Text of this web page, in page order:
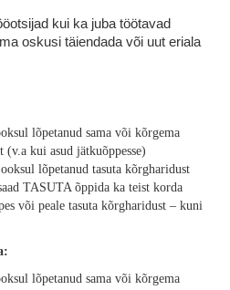
kui ka juba töötavad
oskusi täiendada või uut eriala
lõpetanud sama või kõrgema
(v.a kui asud jätkuõppesse)
lõpetanud tasuta kõrgharidust
TASUTA õppida ka teist korda
või peale tasuta kõrgharidust – kuni
lõpetanud sama või kõrgema